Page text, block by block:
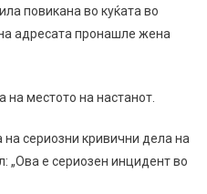
За
повикана во куќата во
адресата пронашле жена
на местото на настанот.
на сериозни кривични дела на
„Ова е сериозен инцидент во